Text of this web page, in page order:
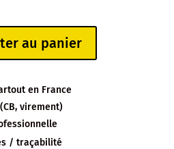
au panier
en France
virement)
/ traçabilité